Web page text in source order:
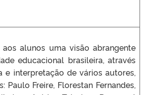
aos alunos uma visão abrangente
educacional brasileira, através
e interpretação de vários autores,
Paulo Freire, Florestan Fernandes,